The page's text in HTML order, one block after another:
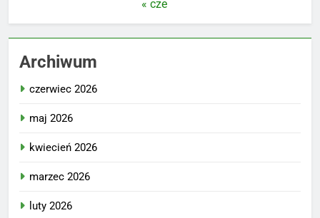
« cze
Archiwum
czerwiec 2026
maj 2026
kwiecień 2026
marzec 2026
luty 2026